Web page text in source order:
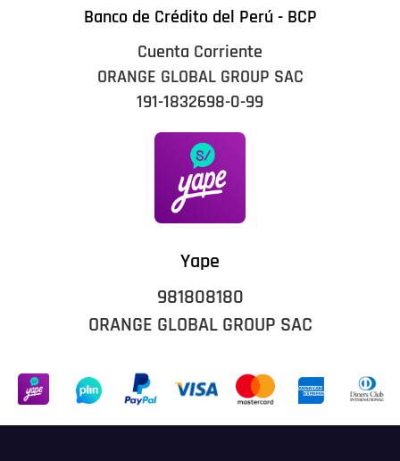
Banco de Crédito del Perú - BCP
Cuenta Corriente
ORANGE GLOBAL GROUP SAC
191-1832698-0-99
Yape
981808180
ORANGE GLOBAL GROUP SAC